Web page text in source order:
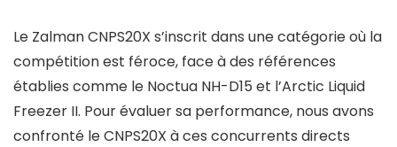
Le Zalman CNPS20X s’inscrit dans une catégorie où la
compétition est féroce, face à des références
établies comme le Noctua NH-D15 et l’Arctic Liquid
Freezer II. Pour évaluer sa performance, nous avons
confronté le CNPS20X à ces concurrents directs